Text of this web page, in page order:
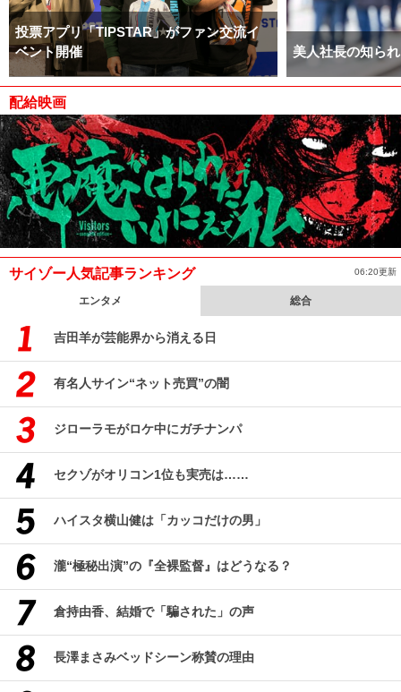
投票アプリ「TIPSTAR」がファン交流イ
ベント開催
美人社長の知ら
配給映画
サイゾー人気記事ランキング 06:20更新
エンタメ 総合
吉田羊が芸能界から消える日
有名人サイン“ネット売買”の闇
ジローラモがロケ中にガチナンパ
セクゾがオリコン1位も実売は……
ハイスタ横山健は「カッコだけの男」
瀧“極秘出演”の『全裸監督』はどうなる？
倉持由香、結婚で「騙された」の声
長澤まさみベッドシーン称賛の理由